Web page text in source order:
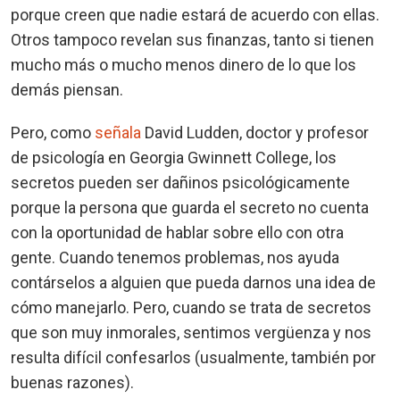
porque creen que nadie estará de acuerdo con ellas.
Otros tampoco revelan sus finanzas, tanto si tienen
mucho más o mucho menos dinero de lo que los
demás piensan.
Pero, como señala David Ludden, doctor y profesor
de psicología en Georgia Gwinnett College, los
secretos pueden ser dañinos psicológicamente
porque la persona que guarda el secreto no cuenta
con la oportunidad de hablar sobre ello con otra
gente. Cuando tenemos problemas, nos ayuda
contárselos a alguien que pueda darnos una idea de
cómo manejarlo. Pero, cuando se trata de secretos
que son muy inmorales, sentimos vergüenza y nos
resulta difícil confesarlos (usualmente, también por
buenas razones).